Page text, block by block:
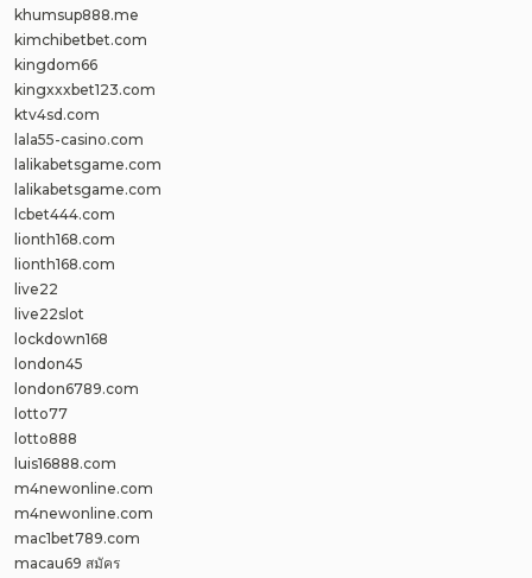
khumsup888.me
kimchibetbet.com
kingdom66
kingxxxbet123.com
ktv4sd.com
lala55-casino.com
lalikabetsgame.com
lalikabetsgame.com
lcbet444.com
lionth168.com
lionth168.com
live22
live22slot
lockdown168
london45
london6789.com
lotto77
lotto888
luis16888.com
m4newonline.com
m4newonline.com
mac1bet789.com
macau69 สมัคร